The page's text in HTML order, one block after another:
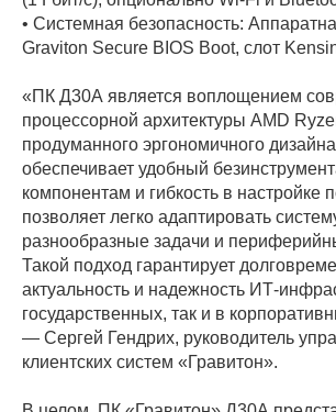
• Системная безопасность:
Graviton Secure BIOS Boot, слот
«ПК Д30А является воплощением
процессорной архитектуры AMD
продуманного эргономичного
обеспечивает удобный
компонентам и гибкость в настройке
позволяет легко адаптировать
разнообразные задачи и
Такой подход гарантирует
актуальность и надежность ИТ-
государственных, так и в
— Сергей Гендрих, руководитель
клиентских систем «Гравитон».